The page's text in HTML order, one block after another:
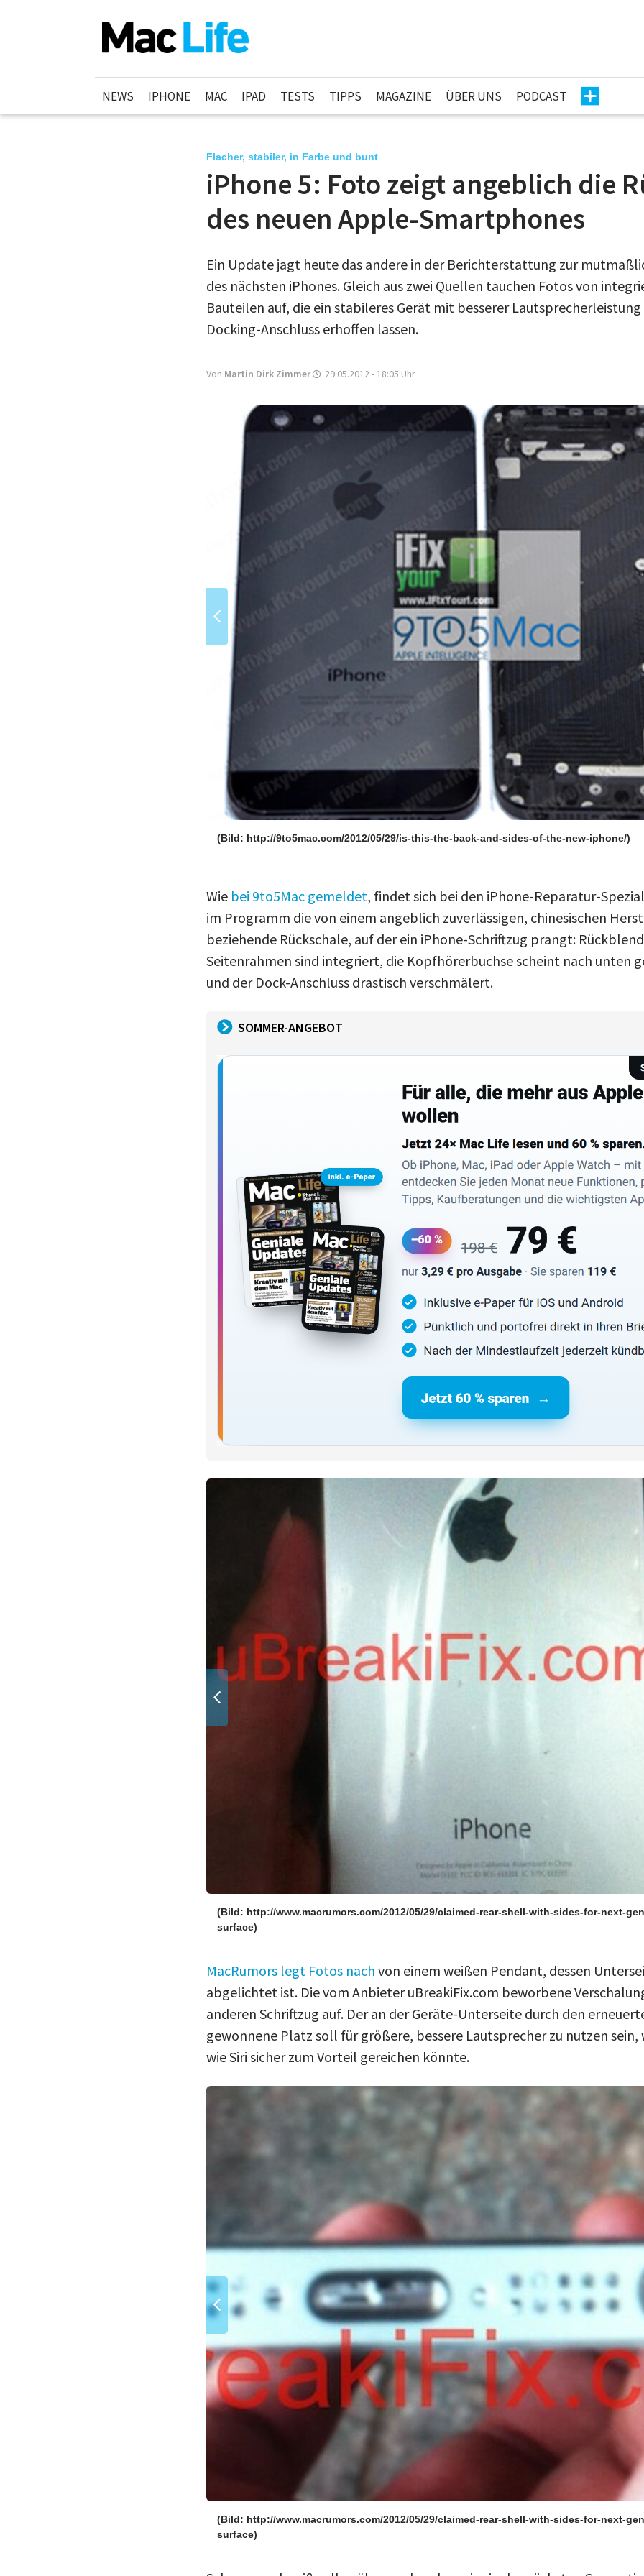
NEWS IPHONE MAC IPAD TESTS TIPPS MAGAZINE ÜBER UNS PODCAST
Flacher, stabiler, in Farbe und bunt
iPhone 5: Foto zeigt angeblich die
des neuen Apple-Smartphones
Ein Update jagt heute das andere in der Berichterstattung zur
des nächsten iPhones. Gleich aus zwei Quellen tauchen Fotos von
Bauteilen auf, die ein stabileres Gerät mit besserer
Docking-Anschluss erhoffen lassen.
Von Martin Dirk Zimmer 29.05.2012 - 18:05 Uhr
(Bild: http://9to5mac.com/2012/05/29/is-this-the-back-and-sides-of-the-new-iphone/)
Wie bei 9to5Mac gemeldet, findet sich bei den iPhone-Reparatur-
im Programm die von einem angeblich zuverlässigen, chinesischen
beziehende Rückschale, auf der ein iPhone-Schriftzug prangt:
Seitenrahmen sind integriert, die Kopfhörerbuchse scheint nach unten
und der Dock-Anschluss drastisch verschmälert.
SOMMER-ANGEBOT
(Bild: http://www.macrumors.com/2012/05/29/claimed-rear-shell-with-sides-for-next-
surface)
MacRumors legt Fotos nach von einem weißen Pendant, dessen
abgelichtet ist. Die vom Anbieter uBreakiFix.com beworbene
anderen Schriftzug auf. Der an der Geräte-Unterseite durch den
gewonnene Platz soll für größere, bessere Lautsprecher zu nutzen sein,
wie Siri sicher zum Vorteil gereichen könnte.
(Bild: http://www.macrumors.com/2012/05/29/claimed-rear-shell-with-sides-for-next-
surface)